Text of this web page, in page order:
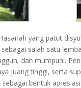
yang patut
salah satu
dan mumpuni.
juang tinggi, serta
bentuk